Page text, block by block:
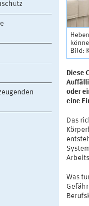
Bild:
Diese
oder
eine
Das
Was